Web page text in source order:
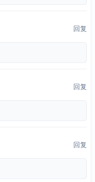
回复
回复
回复